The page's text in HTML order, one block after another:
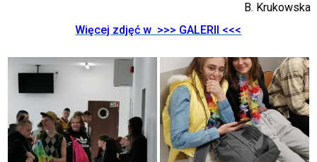
B. Krukowska
Więcej zdjęć w >>> GALERII <<<